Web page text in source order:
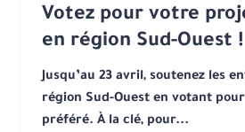
Votez pour votre
en région Sud-Ouest !
Jusqu’au 23 avril, soutenez les
région Sud-Ouest en votant
préféré. À la clé, pour...